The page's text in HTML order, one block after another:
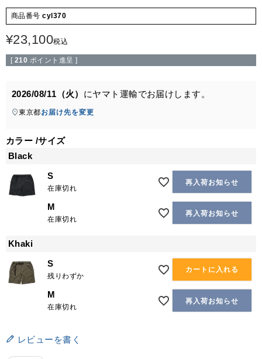
商品番号 cyl370
¥23,100税込
[ 210 ポイント進呈 ]
2026/08/11（火） にヤマト運輸でお届けします。
東京都お届け先を変更
カラー サイズ
Black
S
在庫切れ
再入荷お知らせ
M
在庫切れ
再入荷お知らせ
Khaki
S
残りわずか
カートに入れる
M
在庫切れ
再入荷お知らせ
レビューを書く